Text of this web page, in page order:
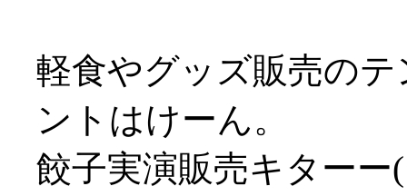
軽食やグッズ販売の
ントはけーん。
餃子実演販売キタ